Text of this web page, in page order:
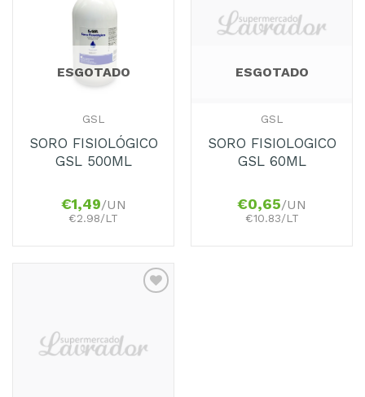
ESGOTADO
GSL
SORO FISIOLÓGICO
GSL 500ML
€1,49/UN
€2.98/LT
Favoritos
ESGOTADO
GSL
SORO FISIOLOGICO
GSL 60ML
€0,65/UN
€10.83/LT
Favoritos